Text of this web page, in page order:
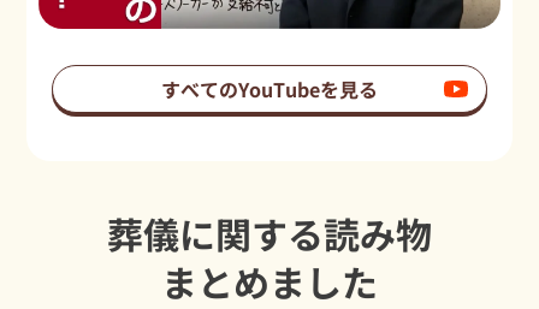
すべてのYouTubeを見る
葬儀に関する読み物
まとめました